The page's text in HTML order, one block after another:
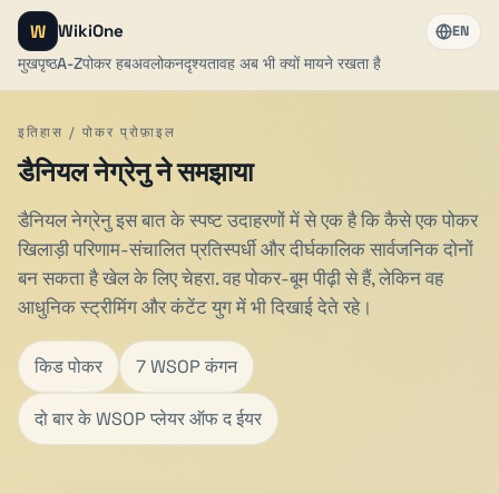
W WikiOne
मुखपृष्ठA-Zपोकर हबअवलोकनदृश्यतावह अब भी क्यों मायने रखता है
EN
इतिहास / पोकर प्रोफ़ाइल
डैनियल नेग्रेनु ने समझाया
डैनियल नेग्रेनु इस बात के स्पष्ट उदाहरणों में से एक है कि कैसे एक पोकर
खिलाड़ी परिणाम-संचालित प्रतिस्पर्धी और दीर्घकालिक सार्वजनिक दोनों
बन सकता है खेल के लिए चेहरा. वह पोकर-बूम पीढ़ी से हैं, लेकिन वह
आधुनिक स्ट्रीमिंग और कंटेंट युग में भी दिखाई देते रहे।
किड पोकर 7 WSOP कंगन
दो बार के WSOP प्लेयर ऑफ द ईयर